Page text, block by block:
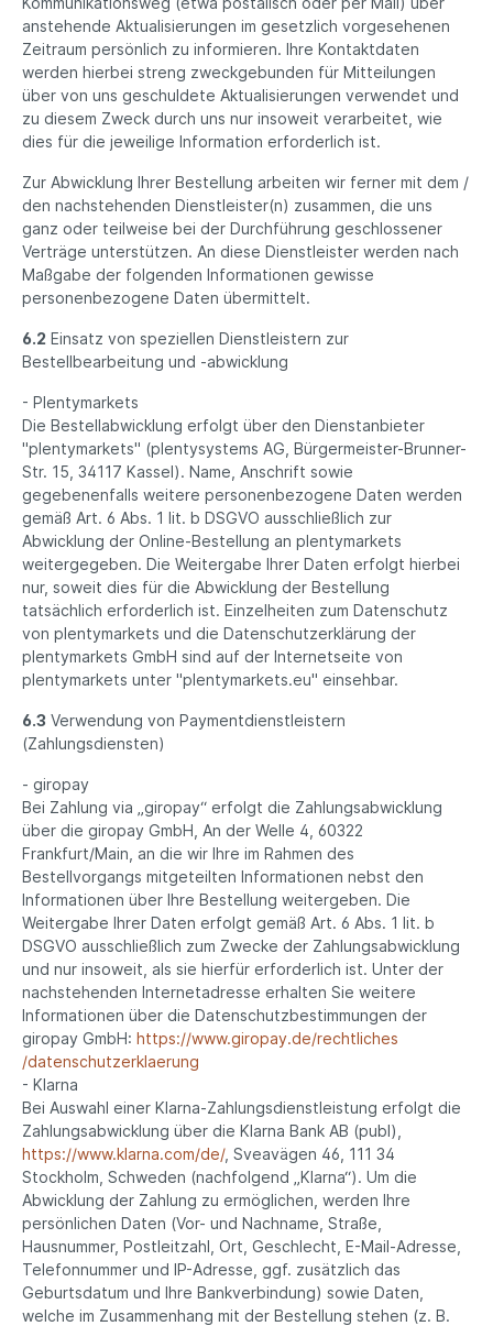
anstehende Aktualisierungen im gesetzlich vorgesehenen
Zeitraum persönlich zu informieren. Ihre Kontaktdaten
werden hierbei streng zweckgebunden für Mitteilungen
über von uns geschuldete Aktualisierungen verwendet und
zu diesem Zweck durch uns nur insoweit verarbeitet, wie
dies für die jeweilige Information erforderlich ist.
Zur Abwicklung Ihrer Bestellung arbeiten wir ferner mit dem /
den nachstehenden Dienstleister(n) zusammen, die uns
ganz oder teilweise bei der Durchführung geschlossener
Verträge unterstützen. An diese Dienstleister werden nach
Maßgabe der folgenden Informationen gewisse
personenbezogene Daten übermittelt.
6.2 Einsatz von speziellen Dienstleistern zur
Bestellbearbeitung und -abwicklung
- Plentymarkets
Die Bestellabwicklung erfolgt über den Dienstanbieter
"plentymarkets" (plentysystems AG, Bürgermeister-Brunner-
Str. 15, 34117 Kassel). Name, Anschrift sowie
gegebenenfalls weitere personenbezogene Daten werden
gemäß Art. 6 Abs. 1 lit. b DSGVO ausschließlich zur
Abwicklung der Online-Bestellung an plentymarkets
weitergegeben. Die Weitergabe Ihrer Daten erfolgt hierbei
nur, soweit dies für die Abwicklung der Bestellung
tatsächlich erforderlich ist. Einzelheiten zum Datenschutz
von plentymarkets und die Datenschutzerklärung der
plentymarkets GmbH sind auf der Internetseite von
plentymarkets unter "plentymarkets.eu" einsehbar.
6.3 Verwendung von Paymentdienstleistern
(Zahlungsdiensten)
- giropay
Bei Zahlung via „giropay“ erfolgt die Zahlungsabwicklung
über die giropay GmbH, An der Welle 4, 60322
Frankfurt/Main, an die wir Ihre im Rahmen des
Bestellvorgangs mitgeteilten Informationen nebst den
Informationen über Ihre Bestellung weitergeben. Die
Weitergabe Ihrer Daten erfolgt gemäß Art. 6 Abs. 1 lit. b
DSGVO ausschließlich zum Zwecke der Zahlungsabwicklung
und nur insoweit, als sie hierfür erforderlich ist. Unter der
nachstehenden Internetadresse erhalten Sie weitere
Informationen über die Datenschutzbestimmungen der
giropay GmbH: https://www.giropay.de/rechtliches
/datenschutzerklaerung
- Klarna
Bei Auswahl einer Klarna-Zahlungsdienstleistung erfolgt die
Zahlungsabwicklung über die Klarna Bank AB (publ),
https://www.klarna.com/de/, Sveavägen 46, 111 34
Stockholm, Schweden (nachfolgend „Klarna“). Um die
Abwicklung der Zahlung zu ermöglichen, werden Ihre
persönlichen Daten (Vor- und Nachname, Straße,
Hausnummer, Postleitzahl, Ort, Geschlecht, E-Mail-Adresse,
Telefonnummer und IP-Adresse, ggf. zusätzlich das
Geburtsdatum und Ihre Bankverbindung) sowie Daten,
welche im Zusammenhang mit der Bestellung stehen (z. B.